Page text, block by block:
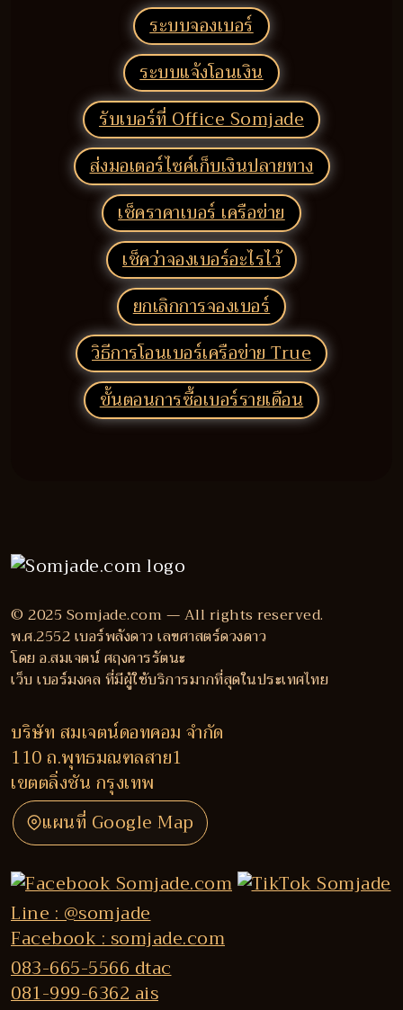
ระบบจองเบอร์
ระบบแจ้งโอนเงิน
รับเบอร์ที่ Office Somjade
ส่งมอเตอร์ไซค์เก็บเงินปลายทาง
เช็คราคาเบอร์ เครือข่าย
เช็คว่าจองเบอร์อะไรไว้
ยกเลิกการจองเบอร์
วิธีการโอนเบอร์เครือข่าย True
ขั้นตอนการซื้อเบอร์รายเดือน
© 2025 Somjade.com — All rights reserved.
พ.ศ.2552 เบอร์พลังดาว เลขศาสตร์ดวงดาว
โดย อ.สมเจตน์ ศฤงคารรัตนะ
เว็บ เบอร์มงคล ที่มีผู้ใช้บริการมากที่สุดในประเทศไทย
บริษัท สมเจตน์ดอทคอม จำกัด
110 ถ.พุทธมณฑลสาย1
เขตตลิ่งชัน กรุงเทพ
แผนที่ Google Map
Line : @somjade
Facebook : somjade.com
083-665-5566 dtac
081-999-6362 ais